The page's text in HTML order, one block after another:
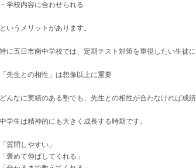
・学校内容に合わせられる
というメリットがあります。
特に五日市南中学校では、定期テスト対策を重視したい生徒
「先生との相性」は想像以上に重要
どんなに実績のある塾でも、先生との相性が合わなければ成
中学生は精神的にも大きく成長する時期です。
「質問しやすい」
「褒めて伸ばしてくれる」